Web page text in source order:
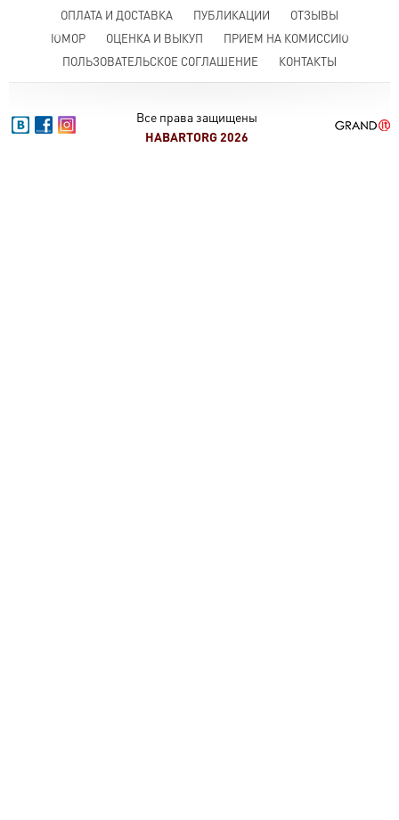
ОПЛАТА И ДОСТАВКА
ПУБЛИКАЦИИ
ОТЗЫВЫ
ЮМОР
ОЦЕНКА И ВЫКУП
ПРИЕМ НА КОМИССИЮ
ПОЛЬЗОВАТЕЛЬСКОЕ СОГЛАШЕНИЕ
КОНТАКТЫ
Все права защищены
HABARTORG 2026